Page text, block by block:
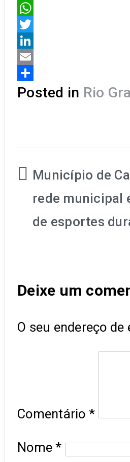
Facebook
WhatsApp
Twitter
LinkedIn
Email
Share
Posted in Rio
Navegação
de
Município de
rede municipal
de esportes
Deixe um
O seu endereço
Comentário *
Nome*